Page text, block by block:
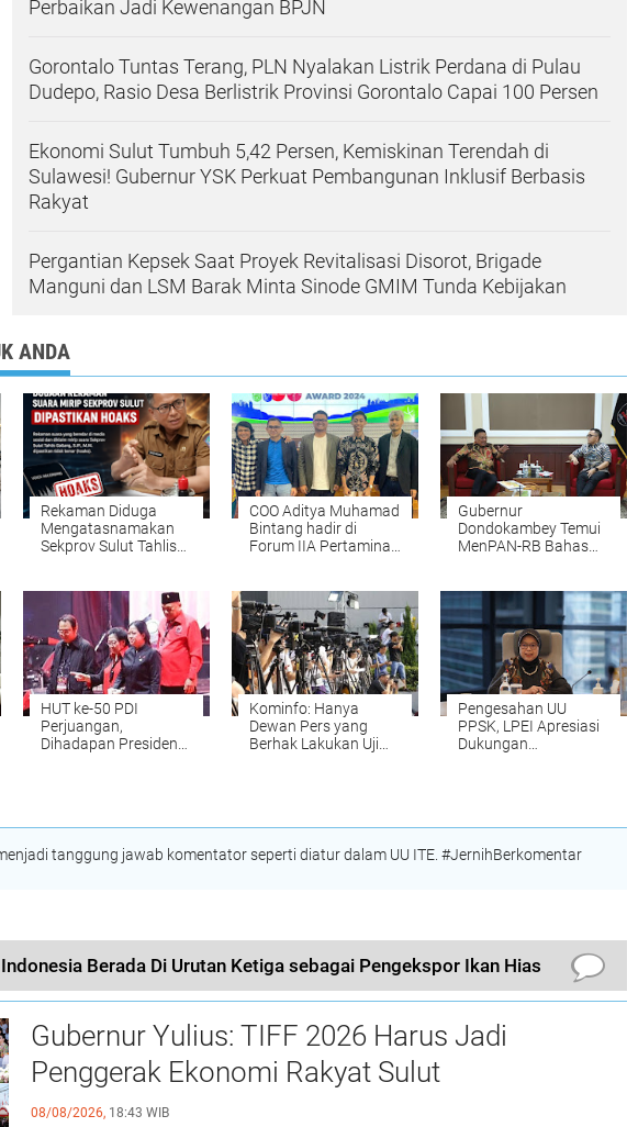
Perbaikan Jadi Kewenangan BPJN
Gorontalo Tuntas Terang, PLN Nyalakan Listrik Perdana di Pulau
Dudepo, Rasio Desa Berlistrik Provinsi Gorontalo Capai 100 Persen
Ekonomi Sulut Tumbuh 5,42 Persen, Kemiskinan Terendah di
Sulawesi! Gubernur YSK Perkuat Pembangunan Inklusif Berbasis
Rakyat
Pergantian Kepsek Saat Proyek Revitalisasi Disorot, Brigade
Manguni dan LSM Barak Minta Sinode GMIM Tunda Kebijakan
ANDA
Rekaman Diduga
Mengatasnamakan
Sekprov Sulut Tahlis
Diminta Tak Mudah
Percaya
COO Aditya Muhamad
Bintang hadir di
Forum IIA Pertamina
Pioneering
Sustainable Energy
and Community
Development."
Gubernur
Dondokambey Temui
MenPAN-RB Bahas
2023
HUT ke-50 PDI
Perjuangan,
Dihadapan Presiden
Keras
Kominfo: Hanya
Dewan Pers yang
Berhak Lakukan Uji
Pengesahan UU
PPSK, LPEI Apresiasi
Dukungan
tanggung jawab komentator seperti diatur dalam UU ITE. #JernihBerkomentar
Indonesia Berada Di Urutan Ketiga sebagai Pengekspor Ikan Hias
Gubernur Yulius: TIFF 2026 Harus Jadi
Penggerak Ekonomi Rakyat Sulut
08/08/2026, 18:43 WIB